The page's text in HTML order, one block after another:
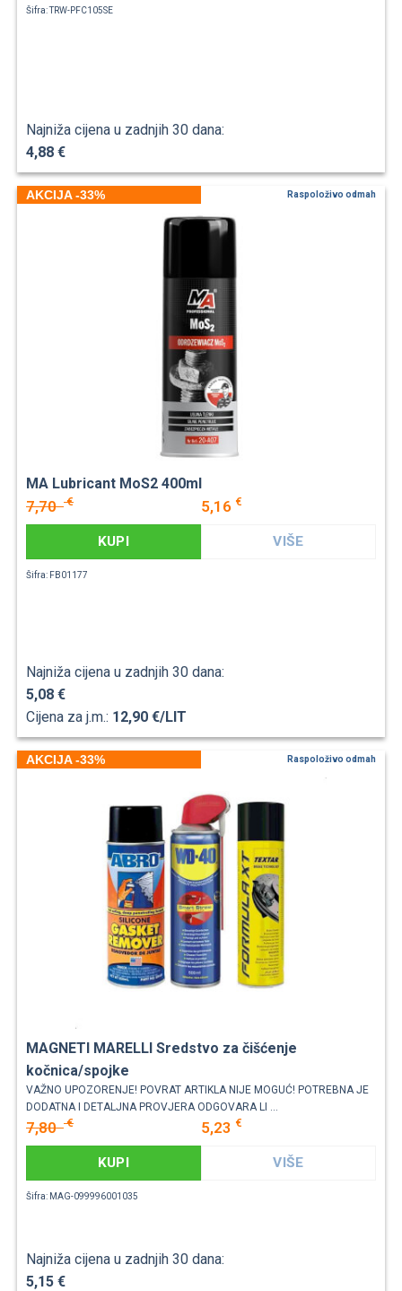
Šifra: TRW-PFC105SE
Najniža cijena u zadnjih 30 dana:
4,88 €
AKCIJA -33% Raspoloživo odmah
MA Lubricant MoS2 400ml
7,70€ 5,16 €
KUPI VIŠE
Šifra: FB01177
Najniža cijena u zadnjih 30 dana:
5,08 €
Cijena za j.m.: 12,90 €/LIT
AKCIJA -33% Raspoloživo odmah
MAGNETI MARELLI Sredstvo za čišćenje
kočnica/spojke
VAŽNO UPOZORENJE! POVRAT ARTIKLA NIJE MOGUĆ! POTREBNA JE
DODATNA I DETALJNA PROVJERA ODGOVARA LI ...
7,80€ 5,23 €
KUPI VIŠE
Šifra: MAG-099996001035
Najniža cijena u zadnjih 30 dana:
5,15 €